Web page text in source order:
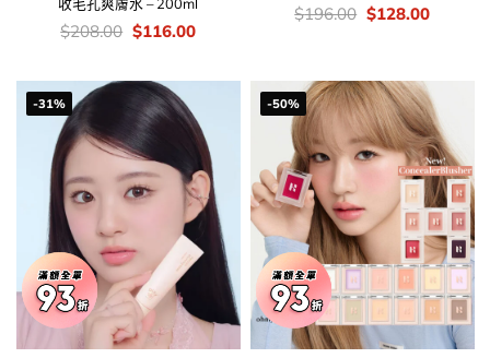
收毛孔爽膚水 – 200ml
價
$208.00 Original
$208.00.
$116.00Current
$116.00.
價
$196.00 Original
$128.00Current
-31% -50%